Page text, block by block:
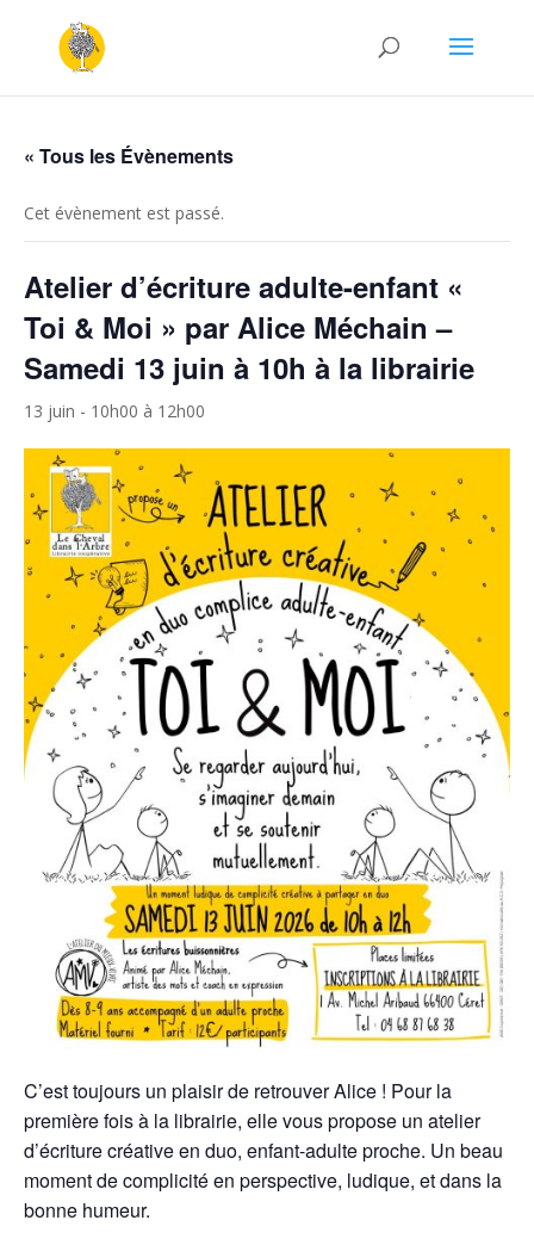
« Tous les Évènements
Cet évènement est passé.
Atelier d’écriture adulte-enfant «
Toi & Moi » par Alice Méchain –
Samedi 13 juin à 10h à la librairie
13 juin - 10h00 à 12h00
C’est toujours un plaisir de retrouver Alice ! Pour la
première fois à la librairie, elle vous propose un atelier
d’écriture créative en duo, enfant-adulte proche. Un beau
moment de complicité en perspective, ludique, et dans la
bonne humeur.